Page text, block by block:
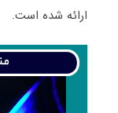
ارائه شده است.